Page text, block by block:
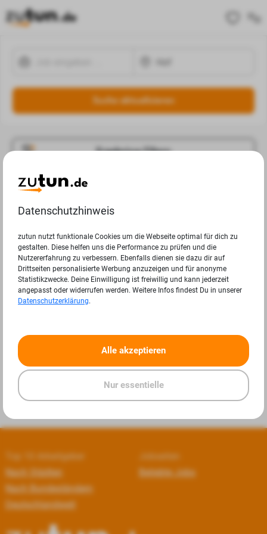
Suche aktualisieren
Ergebnisse Filtern
Jobangebote
Deine Suchanfrage in Hof ergab leider keine Ergebnisse.
Top 10 Arbeitgeber
Nach Städten
Nach Bundesländern
Deutschlandweit
Jobseiten
Beliebte Jobs
Datenschutzhinweis
zutun nutzt funktionale Cookies um die Webseite optimal für dich zu
gestalten. Diese helfen uns die Performance zu prüfen und die
Nutzererfahrung zu verbessern. Ebenfalls dienen sie dazu dir auf
Drittseiten personalisierte Werbung anzuzeigen und für anonyme
Statistikzwecke. Deine Einwilligung ist freiwillig und kann jederzeit
angepasst oder widerrufen werden. Weitere Infos findest Du in unserer
Datenschutzerklärung.
Alle akzeptieren
Nur essentielle